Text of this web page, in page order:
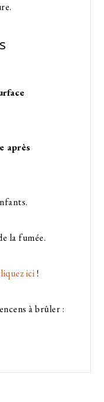
après
la fumée.
ici!
à brûler :